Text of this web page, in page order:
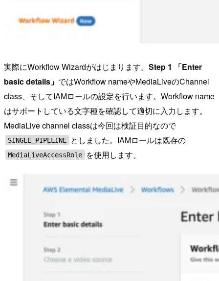
実際にWorkflow Wizardがはじまります。 Step 1 「Enter
basic details」 ではWorkflow nameやMediaLiveのChannel
class、そしてIAMロールの設定を行います。Workflow name
はサポートしている文字種を確認して適切に入力します。
MediaLive channel classは今回は検証目的なので
SINGLE_PIPELINE としました。IAMロールは既存の
MediaLiveAccessRole を使用します。